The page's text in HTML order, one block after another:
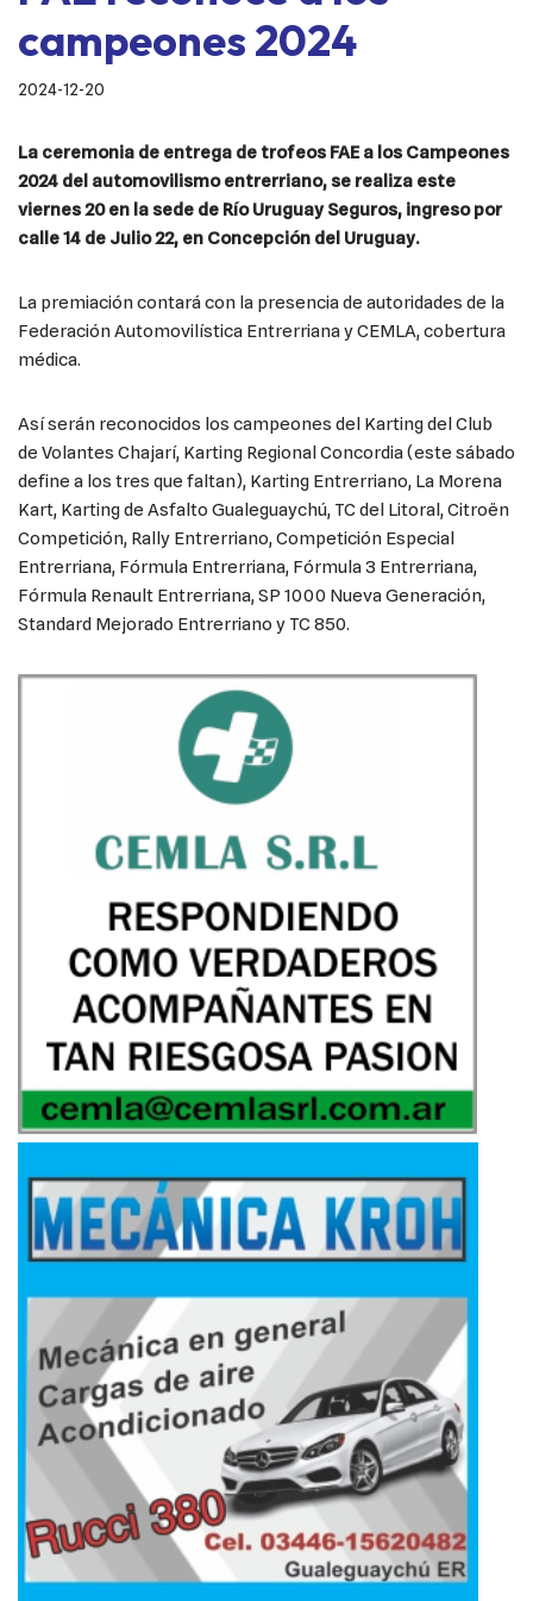
campeones 2024
2024-12-20
La ceremonia de entrega de trofeos FAE a los Campeones
2024 del automovilismo entrerriano, se realiza este
viernes 20 en la sede de Río Uruguay Seguros, ingreso por
calle 14 de Julio 22, en Concepción del Uruguay.
La premiación contará con la presencia de autoridades de la
Federación Automovilística Entrerriana y CEMLA, cobertura
médica.
Así serán reconocidos los campeones del Karting del Club
de Volantes Chajarí, Karting Regional Concordia (este sábado
define a los tres que faltan), Karting Entrerriano, La Morena
Kart, Karting de Asfalto Gualeguaychú, TC del Litoral, Citroën
Competición, Rally Entrerriano, Competición Especial
Entrerriana, Fórmula Entrerriana, Fórmula 3 Entrerriana,
Fórmula Renault Entrerriana, SP 1000 Nueva Generación,
Standard Mejorado Entrerriano y TC 850.